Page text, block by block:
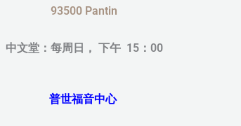
93500 Pantin
中文堂：每周日， 下午 15：00
普世福音中心